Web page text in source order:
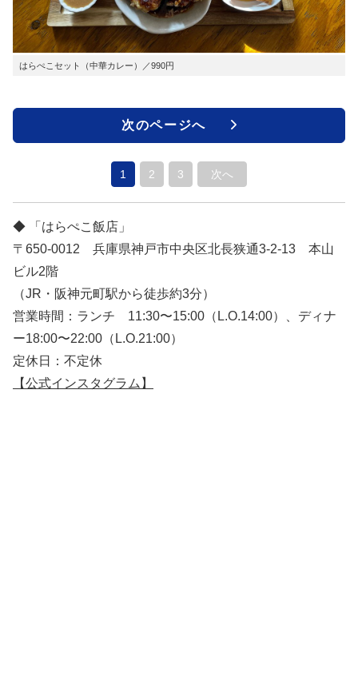
はらぺこセット（中華カレー）／990円
次のページへ
1 2 3 次へ
◆ 「はらぺこ飯店」
〒650-0012 兵庫県神戸市中央区北長狭通3-2-13 本山
ビル2階
（JR・阪神元町駅から徒歩約3分）
営業時間：ランチ 11:30〜15:00（L.O.14:00）、ディナ
ー18:00〜22:00（L.O.21:00）
定休日：不定休
【公式インスタグラム】